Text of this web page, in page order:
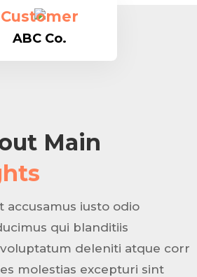
Customer
ABC Co.
Main
accusamus iusto odio
qui blanditiis
deleniti atque corr
molestias excepturi sint